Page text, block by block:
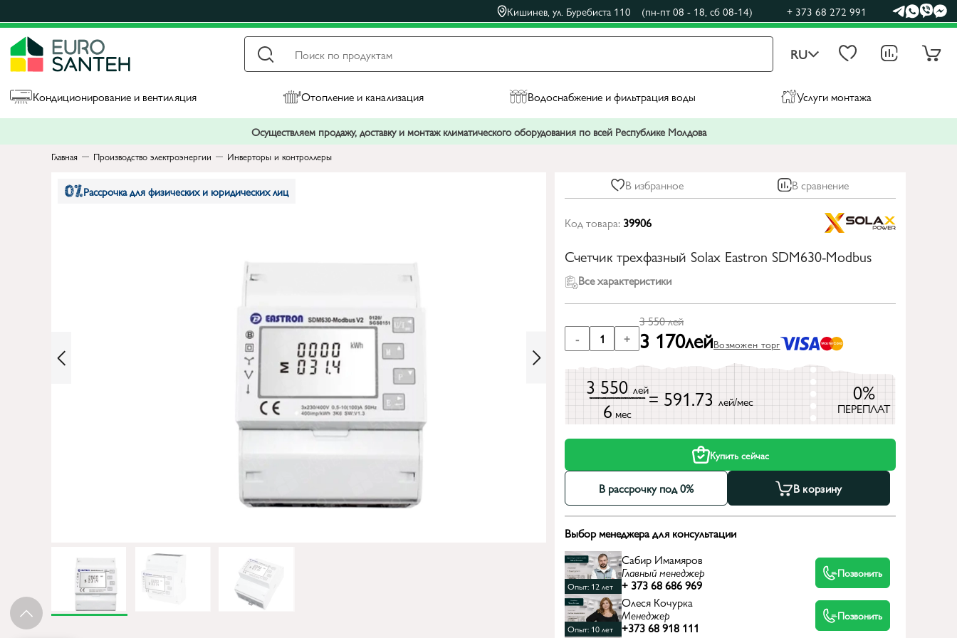
Кишинев, ул. Буребиста 110 (пн-пт 08 - 18, сб 08-14) + 373 68 272 991
RU
Кондиционирование и вентиляция Отопление и канализация Водоснабжение и фильтрация воды Услуги монтажа
Осуществляем продажу, доставку и монтаж климатического оборудования по всей Республике Молдова
Главная Производство электроэнергии Инверторы и контроллеры
Рассрочка для физических и юридических лиц В избранное В сравнение
Код товара: 39906
Счетчик трехфазный Solax Eastron SDM630-Modbus
Все характеристики
- 1 +
3 550лей
3 170лейВозможен торг
3 550 лей
6 мес
= 591.73 лей/мес 0%
ПЕРЕПЛАТ
Купить сейчас
В рассрочку под 0% В корзину
Выбор менеджера для консультации
Опыт: 12 лет
Сабир Имамяров
Главный менеджер
+ 373 68 686 969
Позвонить
Опыт: 10 лет
Олеся Кочурка
Менеджер
+373 68 918 111
Позвонить